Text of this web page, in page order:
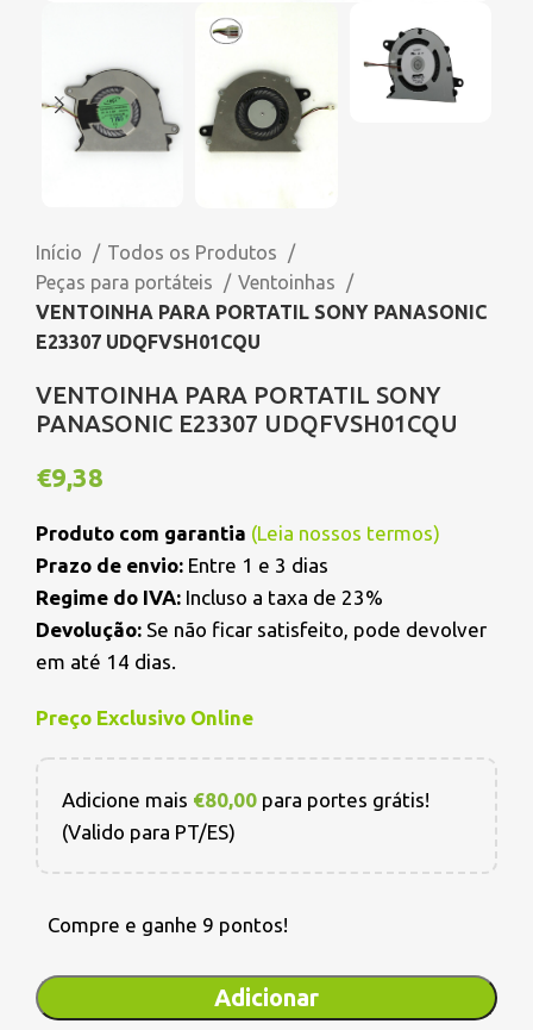
Início
Todos os Produtos
Peças para portáteis
Ventoinhas
VENTOINHA PARA PORTATIL SONY PANASONIC
E23307 UDQFVSH01CQU
VENTOINHA PARA PORTATIL SONY
PANASONIC E23307 UDQFVSH01CQU
€9,38
Produto com garantia (Leia nossos termos)
Prazo de envio: Entre 1 e 3 dias
Regime do IVA: Incluso a taxa de 23%
Devolução: Se não ficar satisfeito, pode devolver
em até 14 dias.
Preço Exclusivo Online
Adicione mais €80,00 para portes grátis!
(Valido para PT/ES)
Compre e ganhe 9 pontos!
Adicionar